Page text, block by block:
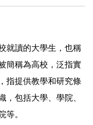
就讀的大學生，也稱
簡稱為高校，泛指實
指提供教學和研究條
，包括大學、學院、
等。